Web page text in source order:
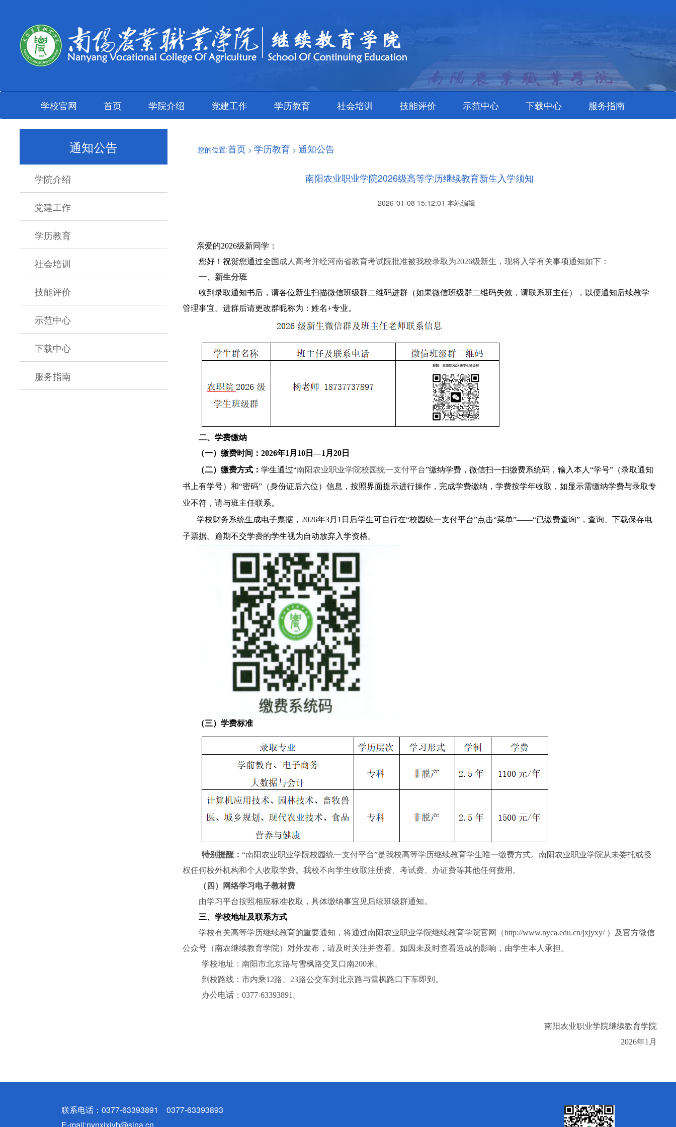
学校官网 首页 学院介绍 党建工作 学历教育 社会培训 技能评价 示范中心 下载中心 服务指南
通知公告
学院介绍
党建工作
学历教育
社会培训
技能评价
示范中心
下载中心
服务指南
您的位置:首页 > 学历教育 > 通知公告
南阳农业职业学院2026级高等学历继续教育新生入学须知
2026-01-08 15:12:01 本站编辑
亲爱的2026级新同学：
您好！ 祝贺您通过全国 成人高考并经河南省教育考试院批准被我校录取为2026级新生，现将入学有关事项通知如下：
一、新生分班
收到录取通知书后，请各位新生扫描微信班级群二维码进群（如果微信班级群二维码失效，请联系班主任），以便通知后续教学
管理事宜。进群后请更改群昵称为：姓名+专业。
二、学费缴纳
（一）缴费时间： 2026年1月10日—1月20日
（二）缴费方式： 学生通过“南阳农业职业学院校园统一支付平台”缴纳学费，微信扫一扫缴费系统码，输入本人 “学号”（录取通知
书上有学号）和“密码”（身份证后六位）信息，按照界面提示进行操作，完成学费缴纳，学费按学年收取，如显示需缴纳学费与录取专
业不符，请与班主任联系。
学校财务系统生成电子票据， 2026年3月1日后学生可自行在“校园统一支付平台”点击“菜单”——“已缴费查询”，查询、下载保存电
子票据。逾期不交学费的学生视为自动放弃入学资格。
（三）学费标准
特别提醒： “南阳农业职业学院校园统一支付平台”是我校高等学历继续教育学生唯一缴费方式。南阳农业职业学院从未委托或授
权任何校外机构和个人收取学费。我校不向学生收取注册费、考试费、办证费等其他任何费用。
（四）
网络学习电子教材费
由学习平台按照相应标准收取，具体缴纳事宜见后续班级群通知。
三、学校地址及联系方式
学校有关高等学历继续教育的重要通知，将通过南阳农业职业学院继续教育学院官网（http://www.nyca.edu.cn/jxjyxy/ ）及官方微信
公众号（南农继续教育学院）对外发布，请及时关注并查看。如因未及时查看造成的影响，由学生本人承担。
学校地址：南阳市北京路与雪枫路交叉口南200米。
到校路线：市内乘12路、23路公交车到北京路与雪枫路口下车即到。
办公电话： 0377-63393891。
南阳农业职业学院继续教育学院
2026年1月
联系电话：0377-63393891 0377-63393893